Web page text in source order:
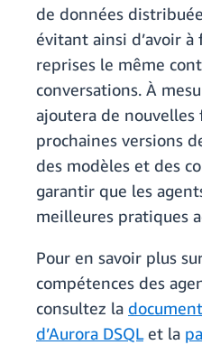
de données
évitant ainsi d’avoir
reprises le même
conversations. À
ajoutera de
prochaines versions
des modèles et des
garantir que les
meilleures pratiques
Pour en savoir plus
compétences des
consultez la
d’Aurora DSQLet la